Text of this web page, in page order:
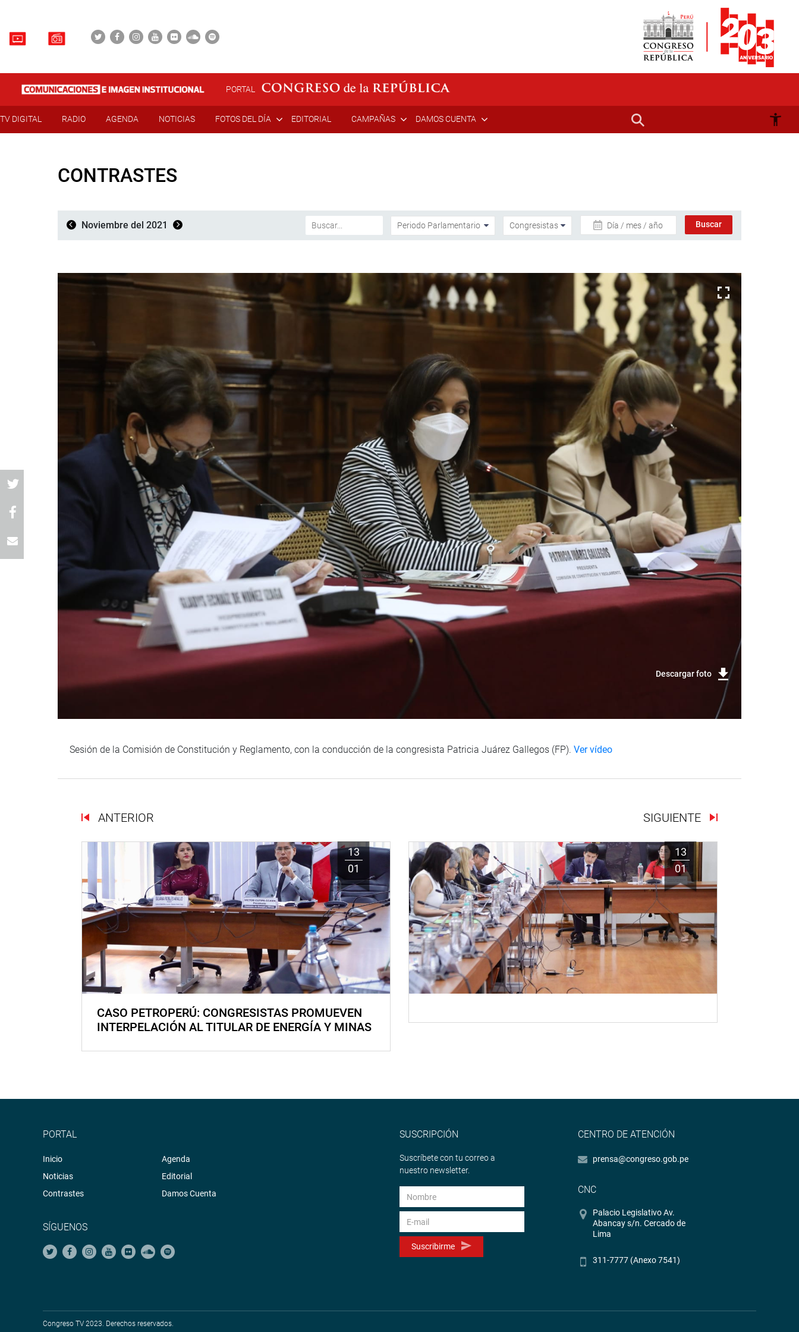
PORTAL
TV DIGITAL RADIO AGENDA NOTICIAS FOTOS DEL DÍA EDITORIAL CAMPAÑAS DAMOS CUENTA
CONTRASTES
Noviembre del 2021 Día / mes / año
Descargar foto
Sesión de la Comisión de Constitución y Reglamento, con la conducción de la congresista Patricia Juárez Gallegos (FP). Ver vídeo
ANTERIOR SIGUIENTE
13
01
CASO PETROPERÚ: CONGRESISTAS PROMUEVEN
INTERPELACIÓN AL TITULAR DE ENERGÍA Y MINAS
13
01
PORTAL
Inicio
Noticias
Contrastes
Agenda
Editorial
Damos Cuenta
SÍGUENOS
SUSCRIPCIÓN
Suscríbete con tu correo a
nuestro newsletter.
Suscribirme
CENTRO DE ATENCIÓN
prensa@congreso.gob.pe
CNC
Palacio Legislativo Av.
Abancay s/n. Cercado de
Lima
311-7777 (Anexo 7541)
Congreso TV 2023. Derechos reservados.